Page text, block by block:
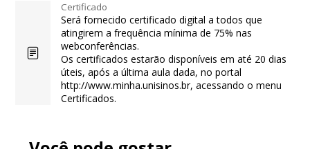
Certificado
Será fornecido certificado digital a todos que
atingirem a frequência mínima de 75% nas
webconferências.
Os certificados estarão disponíveis em até 20 dias
úteis, após a última aula dada, no portal
http://www.minha.unisinos.br, acessando o menu
Certificados.